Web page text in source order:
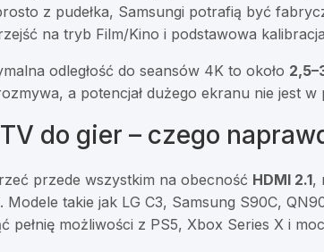
z pudełka, Samsungi potrafią być
na tryb Film/Kino i podstawowa
odległość do seansów 4K to około
a potencjał dużego ekranu nie jest w
do gier – czego
przede wszystkim na obecność HDMI 2.1,
takie jak LG C3, Samsung S90C,
pełnię możliwości z PS5, Xbox Series X i